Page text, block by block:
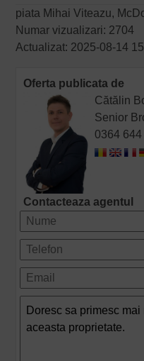
piata Mihai Viteazu,
Numar vizualizari: 2704
Actualizat: 2025-08-14
Oferta publicata de
Cătălin
Senior
0364
Contacteaza agentul